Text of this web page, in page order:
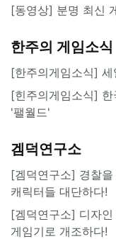
[동영상] 분명 최신
한주의 게임소식
[한주의게임소식]
[힌주의게임소식]
'팰월드'
겜덕연구소
[겜덕연구소] 경찰
캐릭터들 대단하다!
[겜덕연구소] 디자
게임기로 개조하다!